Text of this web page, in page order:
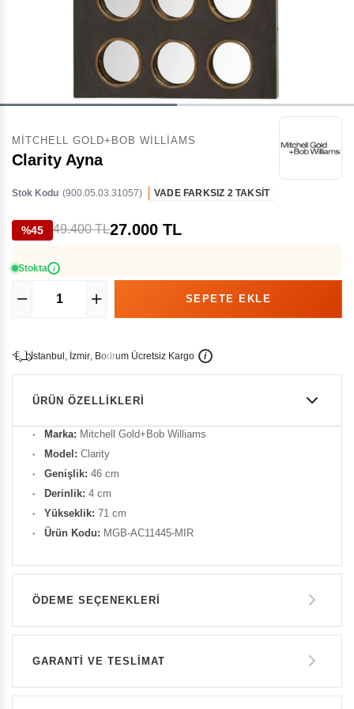
MITCHELL GOLD+BOB WILLIAMS
Clarity Ayna
Stok Kodu (900.05.03.31057) VADE FARKSIZ 2 TAKSİT
%45 49.400 TL27.000 TL
Stokta i
İstanbu , İzmir, Bodrum Ücretsiz Kargo i
ÜRÜN ÖZELLIKLERI
Marka: Mitchell Gold+Bob Williams
Model: Clarity
Genişlik: 46 cm
Derinlik: 4 cm
Yükseklik: 71 cm
Ürün Kodu: MGB-AC11445-MIR
ÖDEME SEÇENEKLERI
27.000 TL
GARANTİ VE TESLİMAT
GARANTİ